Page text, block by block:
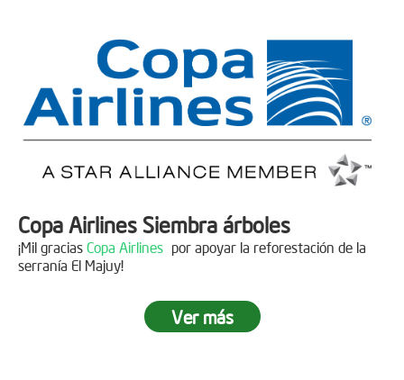
15 personas
Copa Airlines Siembra árboles
¡Mil gracias Copa Airlines por apoyar la reforestación de la
serranía El Majuy!
Siembra en el Páramo Aguas Vivas
Ver más